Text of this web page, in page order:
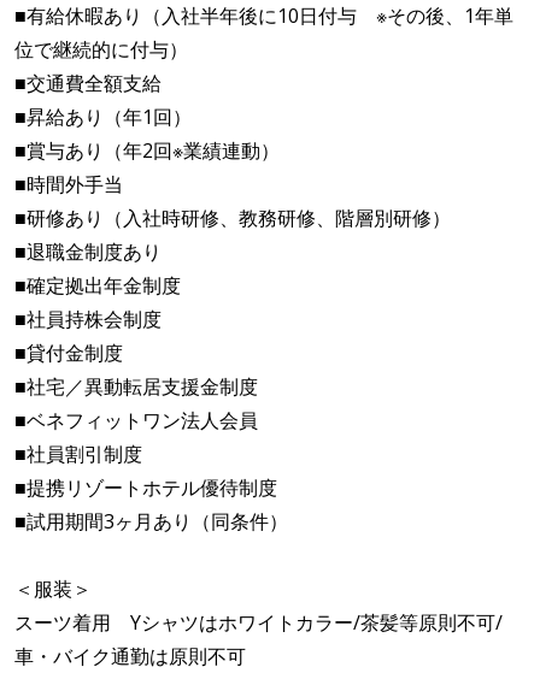
■有給休暇あり（入社半年後に10日付与 ※その後、1年単
位で継続的に付与）
■交通費全額支給
■昇給あり（年1回）
■賞与あり（年2回※業績連動）
■時間外手当
■研修あり（入社時研修、教務研修、階層別研修）
■退職金制度あり
■確定拠出年金制度
■社員持株会制度
■貸付金制度
■社宅／異動転居支援金制度
■ベネフィットワン法人会員
■社員割引制度
■提携リゾートホテル優待制度
■試用期間3ヶ月あり（同条件）
＜服装＞
スーツ着用 Yシャツはホワイトカラー/茶髪等原則不可/
車・バイク通勤は原則不可